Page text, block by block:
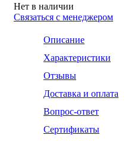
Нет в наличии
Связаться с менеджером
Описание
Характеристики
Отзывы
Доставка и оплата
Вопрос-ответ
Сертификаты